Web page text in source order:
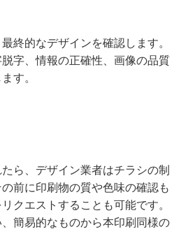
終的なデザインを確認します。
字、情報の正確性、画像の品質
す。
ら、デザイン業者はチラシの制
前に印刷物の質や色味の確認も
クエストすることも可能です。
簡易的なものから本印刷同様の